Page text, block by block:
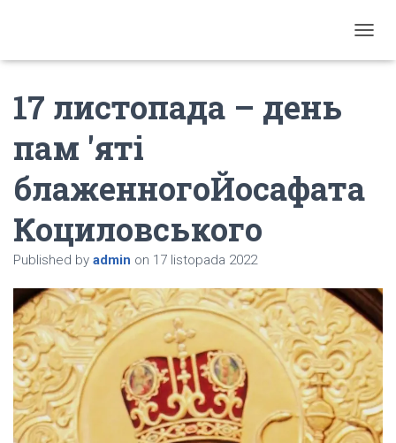
O
I
N
17 листопада – день
пам 'яті
блаженногоЙосафата
Коциловського
Published by admin on 17 listopada 2022